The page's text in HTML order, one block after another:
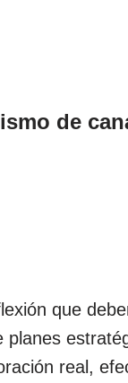
de
que
planes
real,